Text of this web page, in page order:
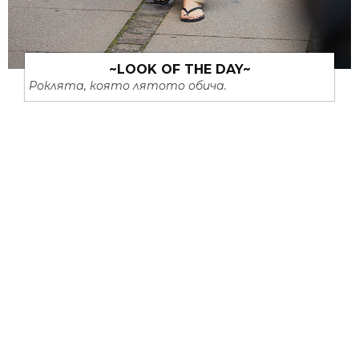
~LOOK OF THE DAY~
Роклята, която лятото обича.